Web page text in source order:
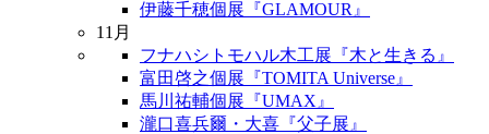
伊藤千穂個展『GLAMOUR』
11月
フナハシトモハル木工展『木と生きる』
富田啓之個展『TOMITA Universe』
馬川祐輔個展『UMAX』
瀧口喜兵爾・大喜『父子展』